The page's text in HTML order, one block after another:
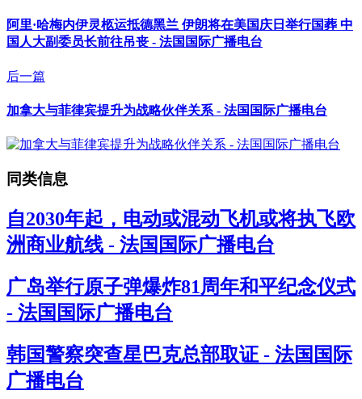
阿里·哈梅内伊灵柩运抵德黑兰 伊朗将在美国庆日举行国葬 中
国人大副委员长前往吊丧 - 法国国际广播电台
后一篇
加拿大与菲律宾提升为战略伙伴关系 - 法国国际广播电台
同类信息
自2030年起，电动或混动飞机或将执飞欧
洲商业航线 - 法国国际广播电台
广岛举行原子弹爆炸81周年和平纪念仪式
- 法国国际广播电台
韩国警察突查星巴克总部取证 - 法国国际
广播电台